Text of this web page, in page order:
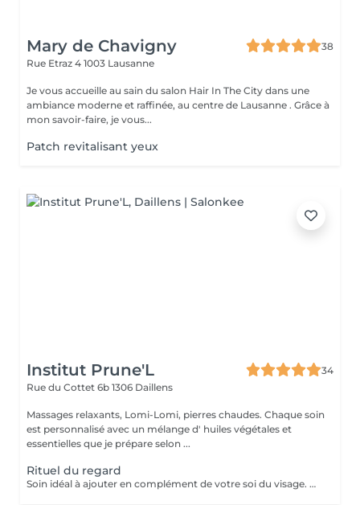
Mary de Chavigny
38
Rue Etraz 4 1003 Lausanne
Je vous accueille au sain du salon Hair In The City dans une
ambiance moderne et raffinée, au centre de Lausanne . Grâce à
mon savoir-faire, je vous...
Patch revitalisant yeux
Institut Prune'L
34
Rue du Cottet 6b 1306 Daillens
Massages relaxants, Lomi-Lomi, pierres chaudes. Chaque soin
est personnalisé avec un mélange d' huiles végétales et
essentielles que je prépare selon ...
Rituel du regard
Soin idéal à ajouter en complément de votre soi du visage. Effet revitalisant et drainant grâce au technique de massage manuelles et au Gua Sha spécialement adaptés au contour des yeux.